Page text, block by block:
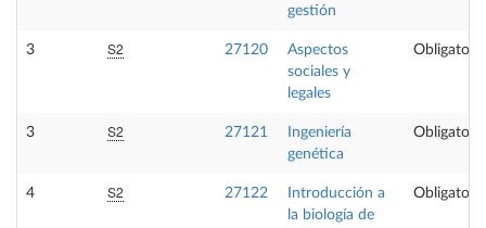
gestión
3 S2 27120
Aspectos
sociales y
legales
Obligatoria
3 S2 27121
Ingeniería
genética
Obligatoria
4 S2 27122
Introducción a
la biología de
Obligatoria